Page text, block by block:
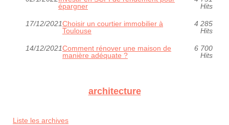
épargner
Hits
17/12/2021Choisir un courtier immobilier à
Toulouse
4 285
Hits
14/12/2021Comment rénover une maison de
manière adéquate ?
6 700
Hits
architecture
Liste les archives